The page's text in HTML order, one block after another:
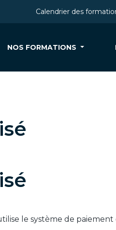
Calendrier des
NOS FORMATIONS
le système de